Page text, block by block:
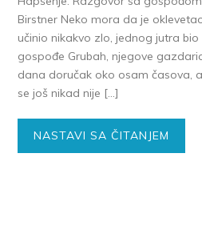
Birstner Neko mora da je
učinio nikakvo zlo, jednog jutra bio
gospođe Grubah, njegove
dana doručak oko osam časova,
se još nikad nije […]
NASTAVI SA ČITANJEM